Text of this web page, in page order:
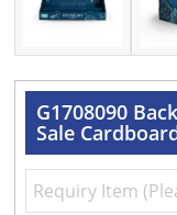
G1708090
Sale